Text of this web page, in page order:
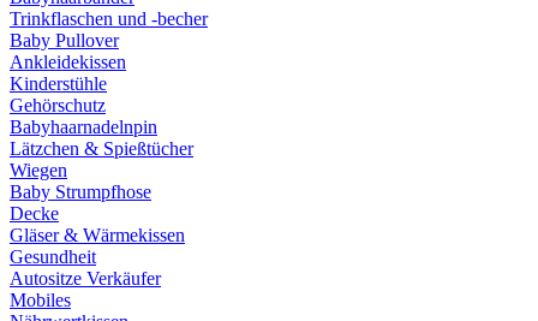
Trinkflaschen und -becher
Baby Pullover
Ankleidekissen
Kinderstühle
Gehörschutz
Babyhaarnadelnpin
Lätzchen & Spießtücher
Wiegen
Baby Strumpfhose
Decke
Gläser & Wärmekissen
Gesundheit
Autositze Verkäufer
Mobiles